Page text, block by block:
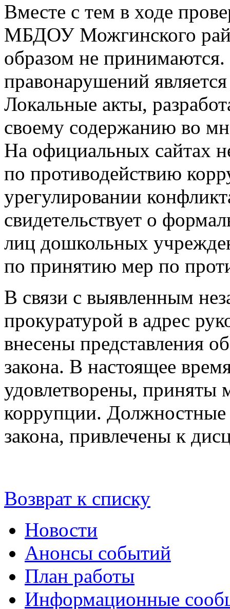
Вместе с тем в ходе
МБДОУ Можгинского
образом не
правонарушений
Локальные акты,
своему содержанию во
На официальных сайтах
по противодействию
урегулировании
свидетельствует о
лиц дошкольных
по принятию мер по
В связи с выявленным
прокуратурой в адрес
внесены представления
закона. В настоящее
удовлетворены,
коррупции.
закона, привлечены к
Возврат к списку
Новости
Анонсы событий
План работы
Информационные